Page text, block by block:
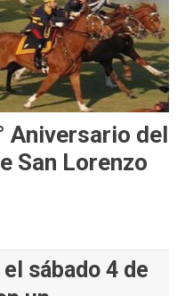
Aniversario del
San Lorenzo
sábado 4 de